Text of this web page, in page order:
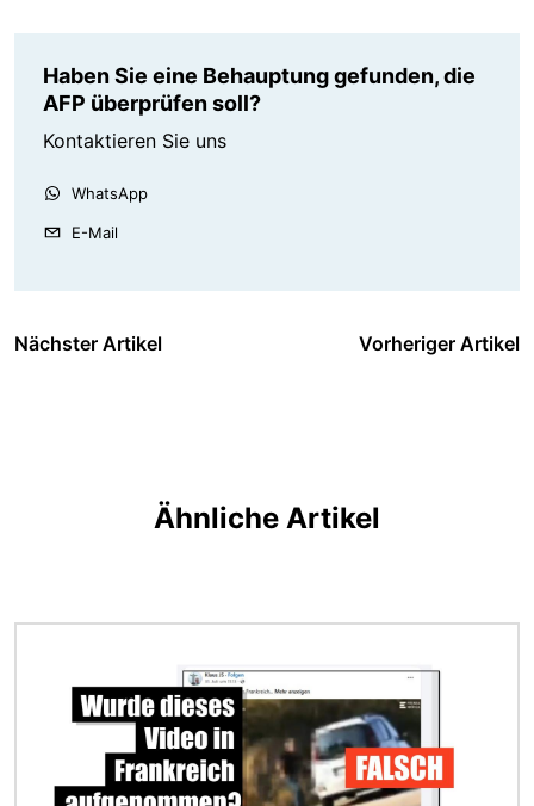
Haben Sie eine Behauptung gefunden, die
AFP überprüfen soll?
Kontaktieren Sie uns
WhatsApp
E-Mail
Nächster Artikel Vorheriger Artikel
Ähnliche Artikel